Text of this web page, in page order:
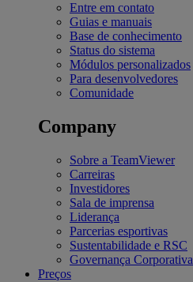
Entre em contato
Guias e manuais
Base de conhecimento
Status do sistema
Módulos personalizados
Para desenvolvedores
Comunidade
Company
Sobre a TeamViewer
Carreiras
Investidores
Sala de imprensa
Liderança
Parcerias esportivas
Sustentabilidade e RSC
Governança Corporativa
Preços